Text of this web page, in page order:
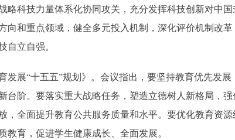
略科技力量体系化协同攻关，充分发挥科技创新对中
向和重点领域，健全多元投入机制，深化评价机制改
自立自强。
展“十五五”规划》。会议指出，要坚持教育优先发展
台阶。要落实重大战略任务，塑造立德树人新格局，
，全面提升教育公共服务质量和水平。要优化教育资
教育，促进学生健康成长、全面发展。